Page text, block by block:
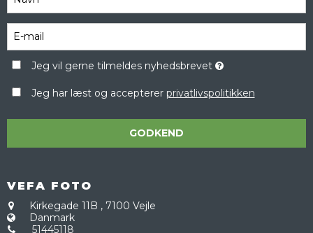
Jeg vil gerne tilmeldes nyhedsbrevet
Jeg har læst og accepterer privatlivspolitikken
GODKEND
VEFA FOTO
Kirkegade 11B , 7100 Vejle
Danmark
51445118